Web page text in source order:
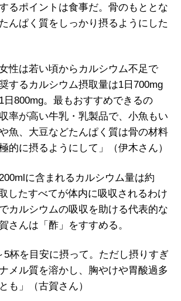
るポイントは食事だ。骨のもととな
んぱく質をしっかり摂るようにした
性は若い頃からカルシウム不足で
するカルシウム摂取量は1日700mg
日800mg。最もおすすめできるの
率が高い牛乳・乳製品で、小魚もい
魚、大豆などたんぱく質は骨の材料
的に摂るようにして」（伊木さん）
に含まれるカルシウム量は約
したすべてが体内に吸収されるわけ
カルシウムの吸収を助ける代表的な
さんは「酢」をすすめる。
5杯を目安に摂って。ただし摂りすぎ
メル質を溶かし、胸やけや胃酸過多
も」（古賀さん）